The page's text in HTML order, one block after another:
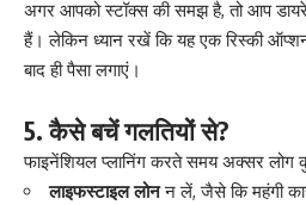
अगर आपको स्टॉक्स की समझ है, तो आप
हैं। लेकिन ध्यान रखें कि यह एक रिस्की
बाद ही पैसा लगाएं।
5. कैसे बचें गलतियों से?
फाइनेंशियल प्लानिंग करते समय अक्सर लोग
लाइफस्टाइल लोनन लें, जैसे कि महंगी